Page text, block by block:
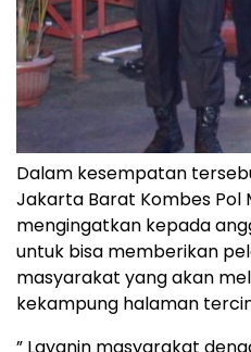
Dalam kesempatan
Jakarta Barat Kombes Pol
mengingatkan kepada
untuk bisa memberikan
masyarakat yang akan
kekampung halaman